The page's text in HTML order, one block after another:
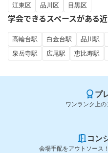
江東区
品川区 目黒区
学会できるスペースがある
高輪台駅 白金台駅 品川駅
泉岳寺駅
広尾駅 恵比寿駅
プ
ワンランク上
コン
会場手配をアウトソース